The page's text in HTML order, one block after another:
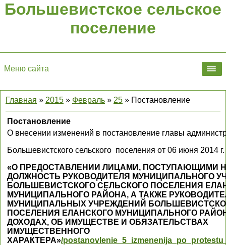
Большевистское сельское
поселение
Меню сайта
Главная » 2015 » Февраль » 25 » Постановление
Постановление
О внесении изменений в постановление главы
Большевистского сельского поселения от 06 июня 2014
«О ПРЕДОСТАВЛЕНИИ ЛИЦАМИ, ПОСТУПАЮЩИМИ
ДОЛЖНОСТЬ РУКОВОДИТЕЛЯ МУНИЦИПАЛЬНОГО
БОЛЬШЕВИСТСКОГО СЕЛЬСКОГО ПОСЕЛЕНИЯ
МУНИЦИПАЛЬНОГО РАЙОНА, А ТАКЖЕ
МУНИЦИПАЛЬНЫХ УЧРЕЖДЕНИЙ
ПОСЕЛЕНИЯ ЕЛАНСКОГО МУНИЦИПАЛЬНОГО
ДОХОДАХ, ОБ ИМУЩЕСТВЕ И ОБЯЗАТЕЛЬСТВАХ
ИМУЩЕСТВЕННОГО
ХАРАКТЕРА»/